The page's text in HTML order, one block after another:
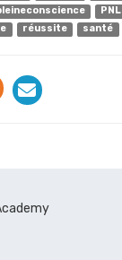
PNL
réussite santé